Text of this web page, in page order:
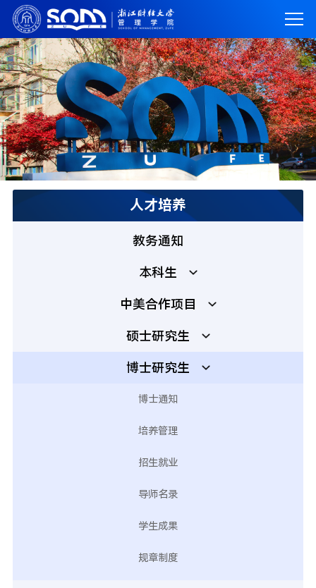
人才培养
教务通知
本科生
中美合作项目
硕士研究生
博士研究生
博士通知
培养管理
招生就业
导师名录
学生成果
规章制度